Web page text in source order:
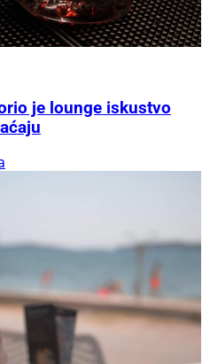
je lounge iskustvo